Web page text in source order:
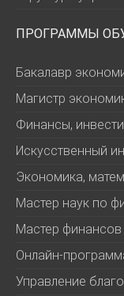
ПРОГРАММЫ
Бакалавр
Магистр
Финансы,
Искусственный
Экономика,
Мастер наук по
Мастер финансов
Онлайн-
Управление